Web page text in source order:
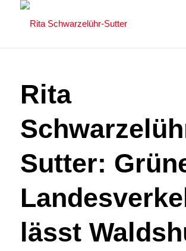
Rita
Sutter:
lässt